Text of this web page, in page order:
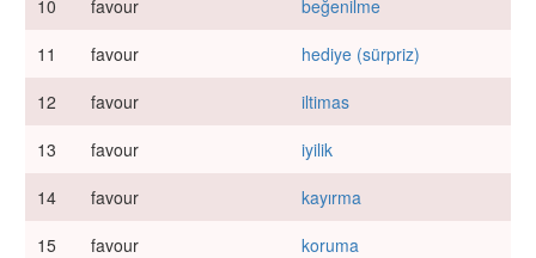
10
favour
beğenilme
11
favour
hediye (sürpriz)
12
favour
iltimas
13
favour
iyilik
14
favour
kayırma
15
favour
koruma